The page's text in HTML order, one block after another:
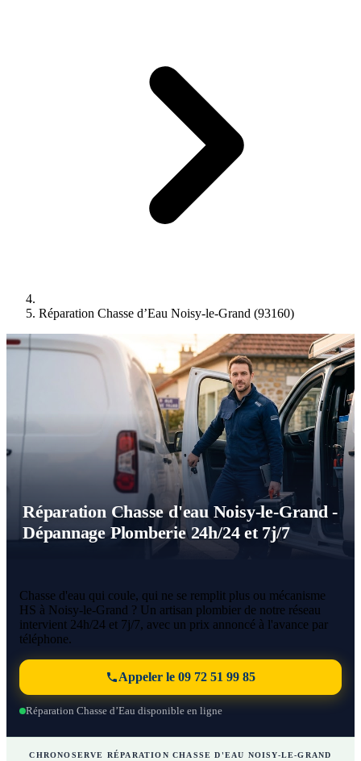
Réparation Chasse d’Eau Noisy-le-Grand (93160)
Réparation Chasse d'eau Noisy-le-Grand -
Dépannage Plomberie 24h/24 et 7j/7
Chasse d'eau qui coule, qui ne se remplit plus ou mécanisme
HS à Noisy-le-Grand ? Un artisan plombier de notre réseau
intervient 24h/24 et 7j/7, avec un prix annoncé à l'avance par
téléphone.
Appeler le 09 72 51 99 85
Réparation Chasse d’Eau disponible en ligne
CHRONOSERVE RÉPARATION CHASSE D'EAU NOISY-LE-GRAND